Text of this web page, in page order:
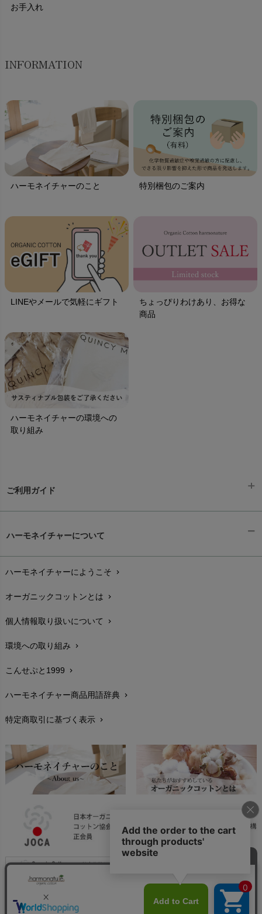
お手入れ
INFORMATION
ハーモネイチャーのこと 特別梱包のご案内
LINEやメールで気軽にギフト
ちょっぴりわけあり、お得な
商品
ハーモネイチャーの環境への
取り組み
ご利用ガイド
配送と送料chevron_right
在庫状況と発送予定chevron_right
サイズ・寸法chevron_right
生地・素材chevron_right
お手入れについて
レビューを書こうchevron_right
返品交換chevron_right
FAXでのご注文
お問い合わせchevron_right
ハーモネイチャーについて
ハーモネイチャーにようこそ chevron_right
オーガニックコットンとは chevron_right
個人情報取り扱いについて chevron_right
環境への取り組み chevron_right
こんせぷと1999 chevron_right
ハーモネイチャー商品用語辞典 chevron_right
特定商取引に基づく表示 chevron_right